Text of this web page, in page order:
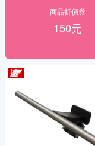
商品折價券
150元